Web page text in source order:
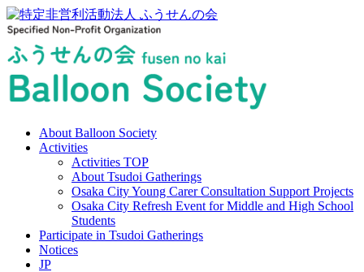
About Balloon Society
Activities
Activities TOP
About Tsudoi Gatherings
Osaka City Young Carer Consultation Support Projects
Osaka City Refresh Event for Middle and High School
Students
Participate in Tsudoi Gatherings
Notices
JP